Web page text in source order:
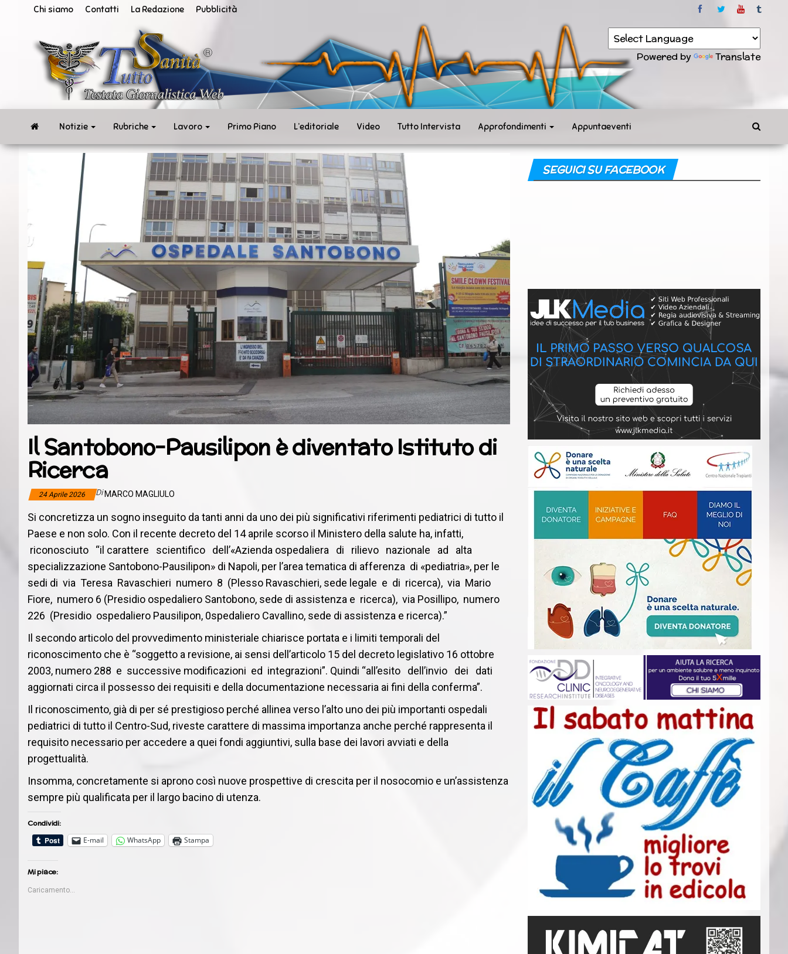
Chi siamo Contatti La Redazione Pubblicità
tempo
reale
Powered by Translate
Notizie Rubriche Lavoro Primo Piano L’editoriale Video Tutto Intervista Approfondimenti Appuntaeventi
Il Santobono-Pausilipon è diventato Istituto di
Ricerca
24 Aprile 2026 Di MARCO MAGLIULO
Si concretizza un sogno inseguito da tanti anni da uno dei più significativi riferimenti pediatrici di tutto il
Paese e non solo. Con il recente decreto del 14 aprile scorso il Ministero della salute ha, infatti,
riconosciuto “il carattere scientifico dell’«Azienda ospedaliera di rilievo nazionale ad alta
specializzazione Santobono-Pausilipon» di Napoli, per l’area tematica di afferenza di «pediatria», per le
sedi di via Teresa Ravaschieri numero 8 (Plesso Ravaschieri, sede legale e di ricerca), via Mario
Fiore, numero 6 (Presidio ospedaliero Santobono, sede di assistenza e ricerca), via Posillipo, numero
226 (Presidio ospedaliero Pausilipon, 0spedaliero Cavallino, sede di assistenza e ricerca).”
Il secondo articolo del provvedimento ministeriale chiarisce portata e i limiti temporali del
riconoscimento che è “soggetto a revisione, ai sensi dell’articolo 15 del decreto legislativo 16 ottobre
2003, numero 288 e successive modificazioni ed integrazioni”. Quindi “all’esito dell’invio dei dati
aggiornati circa il possesso dei requisiti e della documentazione necessaria ai fini della conferma”.
Il riconoscimento, già di per sé prestigioso perché allinea verso l’alto uno dei più importanti ospedali
pediatrici di tutto il Centro-Sud, riveste carattere di massima importanza anche perché rappresenta il
requisito necessario per accedere a quei fondi aggiuntivi, sulla base dei lavori avviati e della
progettualità.
Insomma, concretamente si aprono così nuove prospettive di crescita per il nosocomio e un’assistenza
sempre più qualificata per il largo bacino di utenza.
Condividi:
E-mail
WhatsApp Stampa
Mi piace:
Caricamento...
SEGUICI SU FACEBOOK